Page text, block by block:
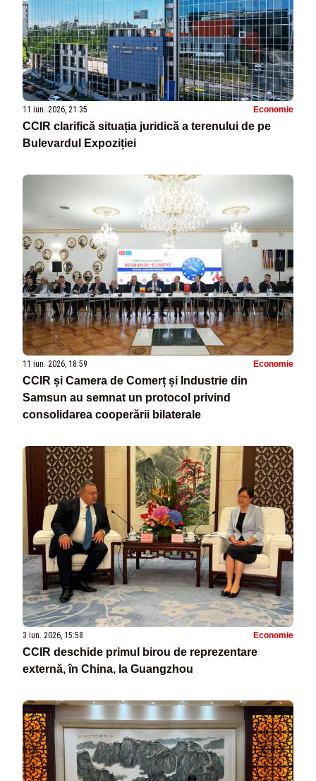
11 iun. 2026, 21:35 Economie
CCIR clarifică situația juridică a terenului de pe
Bulevardul Expoziției
11 iun. 2026, 18:59 Economie
CCIR și Camera de Comerț și Industrie din
Samsun au semnat un protocol privind
consolidarea cooperării bilaterale
3 iun. 2026, 15:58 Economie
CCIR deschide primul birou de reprezentare
externă, în China, la Guangzhou